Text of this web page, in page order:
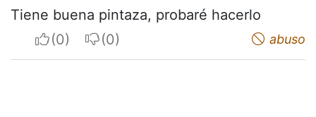
Tiene buena pintaza, probaré hacerlo
I apreciateI do not appreciate abuso